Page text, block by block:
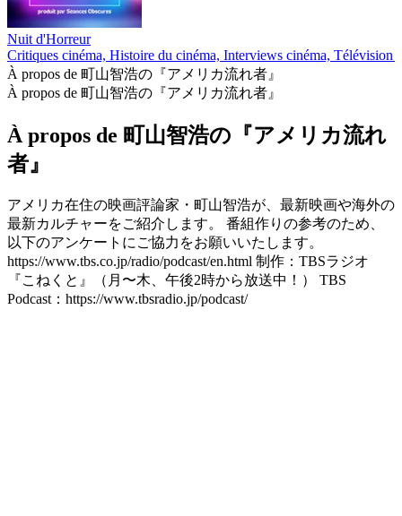
Nuit d'Horreur
Critiques cinéma, Histoire du cinéma, Interviews cinéma, Télévision
À propos de 町山智浩の『アメリカ流れ者』
À propos de 町山智浩の『アメリカ流れ者』
À propos de 町山智浩の『アメリカ流れ
者』
アメリカ在住の映画評論家・町山智浩が、最新映画や海外の
最新カルチャーをご紹介します。 番組作りの参考のため、
以下のアンケートにご協力をお願いいたします。
https://www.tbs.co.jp/radio/podcast/en.html 制作：TBSラジオ
『こねくと』（月〜木、午後2時から放送中！） TBS
Podcast：https://www.tbsradio.jp/podcast/